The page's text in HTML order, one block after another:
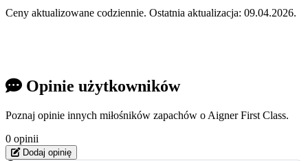
Ceny aktualizowane codziennie. Ostatnia aktualizacja: 09.04.2026.
Opinie użytkowników
Poznaj opinie innych miłośników zapachów o Aigner First Class.
0 opinii
Dodaj opinię